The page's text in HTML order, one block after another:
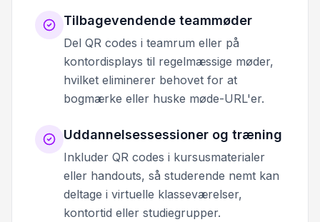
Tilbagevendende teammøder
Del QR codes i teamrum eller på
kontordisplays til regelmæssige møder,
hvilket eliminerer behovet for at
bogmærke eller huske møde-URL'er.
Uddannelsessessioner og træning
Inkluder QR codes i kursusmaterialer
eller handouts, så studerende nemt kan
deltage i virtuelle klasseværelser,
kontortid eller studiegrupper.